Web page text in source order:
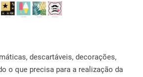
descartáveis, decorações,
o que precisa para a realização da